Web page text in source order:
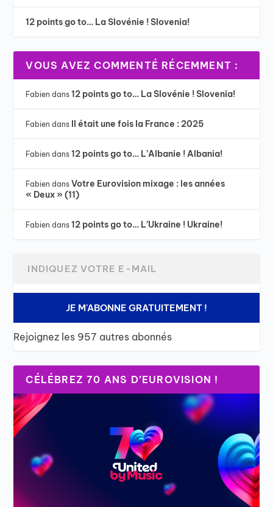
12 points go to… La Slovénie ! Slovenia!
VOUS AVEZ COMMENTÉ RÉCEMMENT :
Fabien dans12 points go to… La Slovénie ! Slovenia!
Fabien dans Il était une fois la France : 2025
Fabien dans12 points go to… L’Albanie ! Albania!
Fabien dansVotre Eurovision mixage : les années
« Deux » (11)
Fabien dans12 points go to… L’Ukraine ! Ukraine!
JE M'ABONNE GRATUITEMENT !
Rejoignez les 957 autres abonnés
CÉLÉBREZ 70 ANS D’EUROVISION !